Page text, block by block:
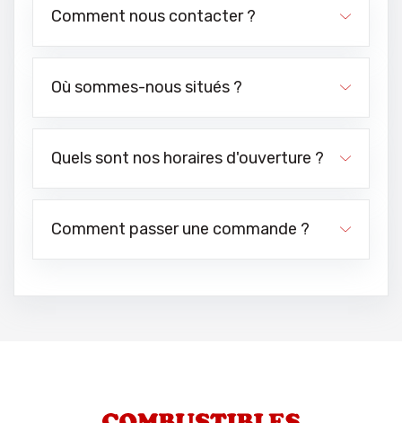
Comment nous contacter ?
Où sommes-nous situés ?
Quels sont nos horaires d'ouverture ?
Comment passer une commande ?